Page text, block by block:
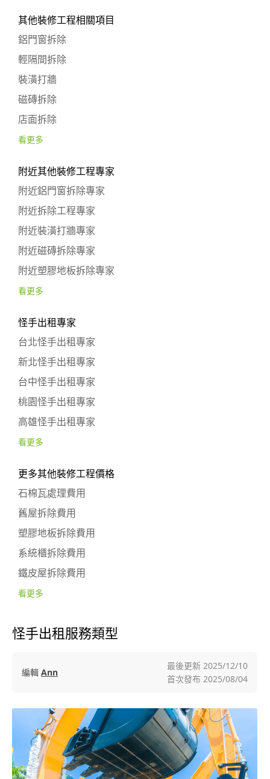
其他裝修工程相關項目
鋁門窗拆除
輕隔間拆除
裝潢打牆
磁磚拆除
店面拆除
看更多
附近其他裝修工程專家
附近鋁門窗拆除專家
附近拆除工程專家
附近裝潢打牆專家
附近磁磚拆除專家
附近塑膠地板拆除專家
看更多
怪手出租專家
台北怪手出租專家
新北怪手出租專家
台中怪手出租專家
桃園怪手出租專家
高雄怪手出租專家
看更多
更多其他裝修工程價格
石棉瓦處理費用
舊屋拆除費用
塑膠地板拆除費用
系統櫃拆除費用
鐵皮屋拆除費用
看更多
怪手出租服務類型
編輯 Ann
最後更新 2025/12/10
首次發布 2025/08/04